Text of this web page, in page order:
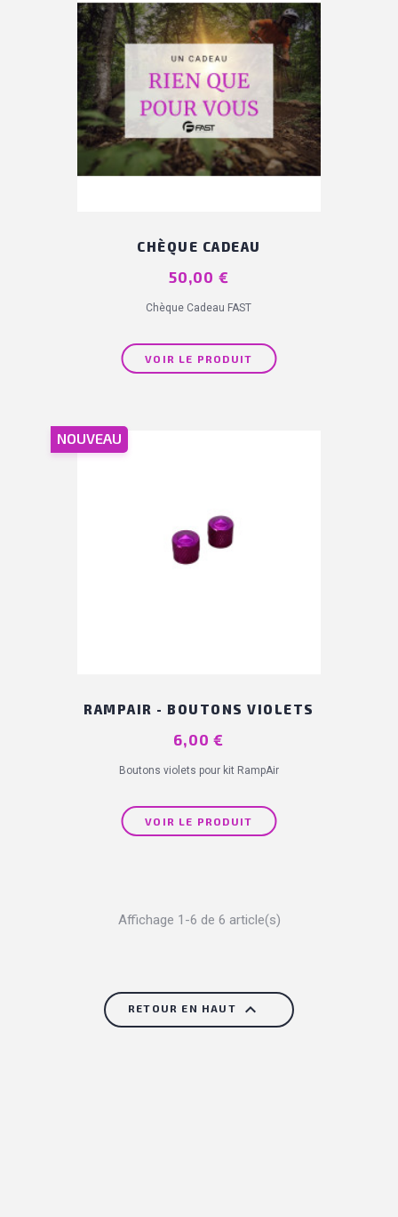
CHÈQUE CADEAU
Prix
50,00 €
Chèque Cadeau FAST
VOIR LE PRODUIT
RAMPAIR - BOUTONS VIOLETS
Prix
6,00 €
Boutons violets pour kit RampAir
VOIR LE PRODUIT
NOUVEAU
Affichage 1-6 de 6 article(s)
RETOUR EN HAUT 